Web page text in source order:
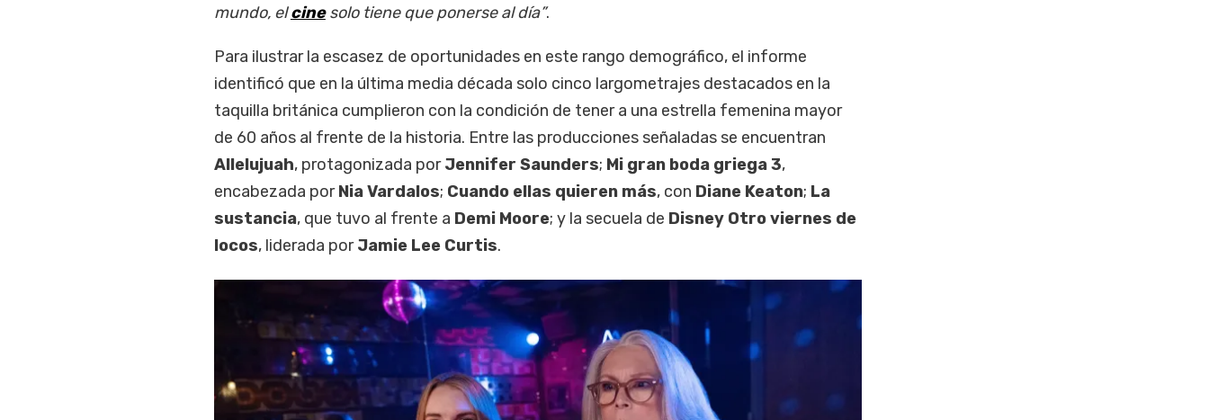
mundo, elcinesolo tiene que ponerse al día”.
Para ilustrar la escasez de oportunidades en este rango demográfico, el informe
identificó que en la última media década solo cinco largometrajes destacados en la
taquilla británica cumplieron con la condición de tener a una estrella femenina mayor
de 60 años al frente de la historia. Entre las producciones señaladas se encuentran
Allelujuah, protagonizada porJennifer Saunders; Mi gran boda griega 3,
encabezada porNia Vardalos; Cuando ellas quieren más, con Diane Keaton; La
sustancia, que tuvo al frente a Demi Moore; y la secuela de Disney Otro viernes de
locos, liderada porJamie Lee Curtis.